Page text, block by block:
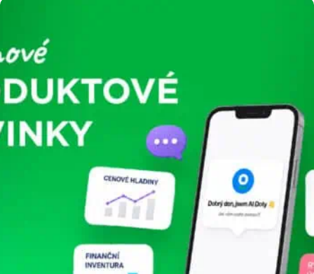
– ať už jste instalatér, elektrikář, truhlář, zedník
nebo malíř – zbystřete. Nový […]